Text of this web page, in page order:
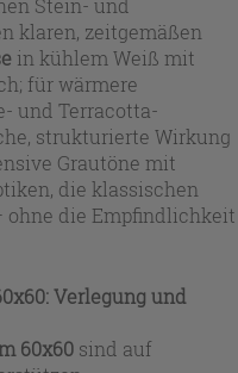
Stein- und
klaren, zeitgemäßen
in kühlem Weiß mit
für wärmere
und Terracotta-
strukturierte Wirkung
Grautöne mit
die klassischen
ohne die Empfindlichkeit
Verlegung und
60x60 sind auf